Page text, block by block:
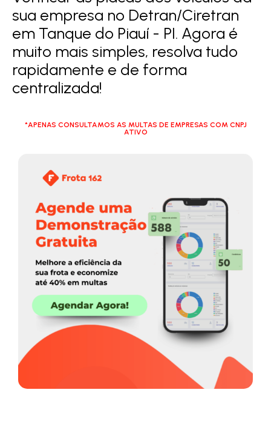
sua empresa no Detran/Ciretran
em Tanque do Piauí - PI. Agora é
muito mais simples, resolva tudo
rapidamente e de forma
centralizada!
*APENAS CONSULTAMOS AS MULTAS DE EMPRESAS COM CNPJ
ATIVO